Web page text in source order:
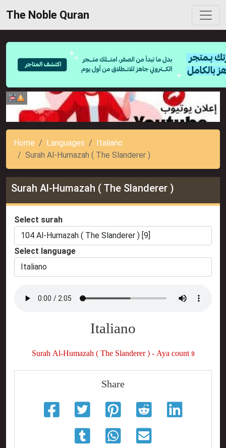
The Noble Quran
Home Languages
Italiano
Surah Al-Humazah ( The Slanderer )
Surah Al-Humazah ( The Slanderer )
Select surah
Select language
Italiano
Surah Al-Humazah ( The Slanderer ) - Aya count 9
Share